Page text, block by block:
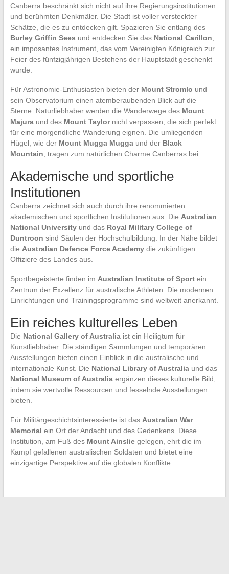
Canberra beschränkt sich nicht auf ihre Regierungsinstitutionen
und berühmten Denkmäler. Die Stadt ist voller versteckter
Schätze, die es zu entdecken gilt. Spazieren Sie entlang des
Burley Griffin Sees und entdecken Sie das National Carillon
ein imposantes Instrument, das vom Vereinigten Königreich zur
Feier des fünfzigjährigen Bestehens der Hauptstadt geschenkt
wurde.
Für Astronomie-Enthusiasten bieten der Mount Stromlo und
sein Observatorium einen atemberaubenden Blick auf die
Sterne. Naturliebhaber werden die Wanderwege des Mount
Majuraund des Mount Taylornicht verpassen, die sich perfekt
für eine morgendliche Wanderung eignen. Die umliegenden
Hügel, wie der Mount Mugga Muggaund der Black
Mountain , tragen zum natürlichen Charme Canberras bei.
Akademische und sportliche
Institutionen
Canberra zeichnet sich auch durch ihre renommierten
akademischen und sportlichen Institutionen aus. Die Australian
National Universityund das Royal Military College of
Duntroon sind Säulen der Hochschulbildung. In der Nähe bildet
die Australian Defence Force Academydie zukünftigen
Offiziere des Landes aus.
Sportbegeisterte finden im Australian Institute of Sportein
Zentrum der Exzellenz für australische Athleten. Die modernen
Einrichtungen und Trainingsprogramme sind weltweit anerkannt.
Ein reiches kulturelles Leben
Die National Gallery of Australiaist ein Heiligtum für
Kunstliebhaber. Die ständigen Sammlungen und temporären
Ausstellungen bieten einen Einblick in die australische und
internationale Kunst. Die National Library of Australiaund das
National Museum of Australiaergänzen dieses kulturelle Bild,
indem sie wertvolle Ressourcen und fesselnde Ausstellungen
bieten.
Für Militärgeschichtsinteressierte ist das Australian War
Memorial ein Ort der Andacht und des Gedenkens. Diese
Institution, am Fuß des Mount Ainsliegelegen, ehrt die im
Kampf gefallenen australischen Soldaten und bietet eine
einzigartige Perspektive auf die globalen Konflikte.